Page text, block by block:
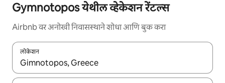
Gymnotopos येथील व्हेकेशन रेंटल्स
Airbnb वर अनोखी निवासस्थाने शोधा आणि बुक करा
लोकेशन
जेव्हा परिणाम उपलब्ध असतील, तेव्हा वरच्या आणि खाली बाणांच्या किजसह